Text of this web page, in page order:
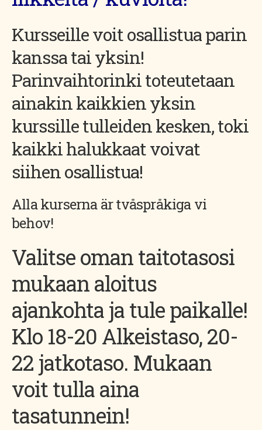
Kursseille voit osallistua parin
kanssa tai yksin!
Parinvaihtorinki toteutetaan
ainakin kaikkien yksin
kurssille tulleiden kesken, toki
kaikki halukkaat voivat
siihen osallistua!
Alla kurserna är tvåspråkiga vi
behov!
Valitse oman taitotasosi
mukaan aloitus
ajankohta ja tule paikalle!
Klo 18-20 Alkeistaso, 20-
22 jatkotaso. Mukaan
voit tulla aina
tasatunnein!